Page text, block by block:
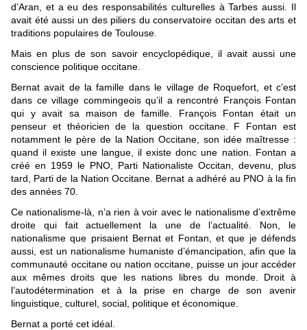
d’Aran, et a eu des responsabilités culturelles à Tarbes aussi. Il
avait été aussi un des piliers du conservatoire occitan des arts et
traditions populaires de Toulouse.
Mais en plus de son savoir encyclopédique, il avait aussi une
conscience politique occitane.
Bernat avait de la famille dans le village de Roquefort, et c’est
dans ce village commingeois qu’il a rencontré François Fontan
qui y avait sa maison de famille. François Fontan était un
penseur et théoricien de la question occitane. F Fontan est
notamment le père de la Nation Occitane, son idée maîtresse :
quand il existe une langue, il existe donc une nation. Fontan a
créé en 1959 le PNO, Parti Nationaliste Occitan, devenu, plus
tard, Parti de la Nation Occitane. Bernat a adhéré au PNO à la fin
des années 70.
Ce nationalisme-là, n’a rien à voir avec le nationalisme d’extrême
droite qui fait actuellement la une de l’actualité. Non, le
nationalisme que prisaient Bernat et Fontan, et que je défends
aussi, est un nationalisme humaniste d’émancipation, afin que la
communauté occitane ou nation occitane, puisse un jour accéder
aux mêmes droits que les nations libres du monde. Droit à
l’autodétermination et à la prise en charge de son avenir
linguistique, culturel, social, politique et économique.
Bernat a porté cet idéal.